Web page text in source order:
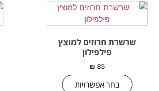
שרשרת חרוזים למוצץ
פילפילון
₪ 85
בחר אפשרויות